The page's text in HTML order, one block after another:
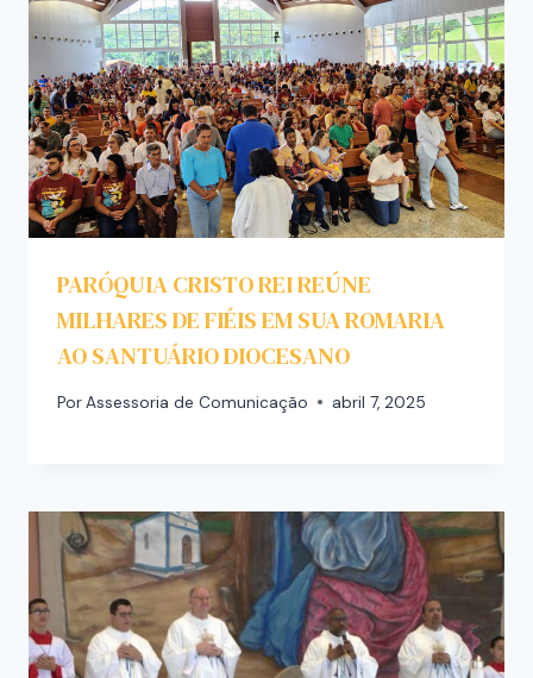
PARÓQUIA CRISTO REI REÚNE
MILHARES DE FIÉIS EM SUA ROMARIA
AO SANTUÁRIO DIOCESANO
PorAssessoria de Comunicação abril 7, 2025